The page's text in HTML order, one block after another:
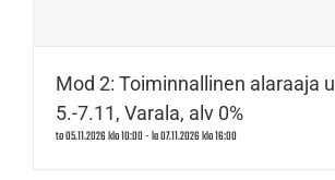
Mod 2: Toiminnallinen alaraaja
5.-7.11, Varala, alv 0%
to 05.11.2026 klo 10:00-la 07.11.2026 klo 16:00